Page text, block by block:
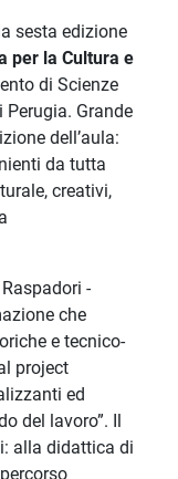
sesta edizione
per la Cultura e
di Scienze
Perugia. Grande
dell’aula:
da tutta
creativi,
-
che
e tecnico-
project
ed
del lavoro”. Il
alla didattica di